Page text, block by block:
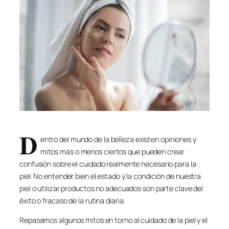
D entro del mundo de la belleza existen opiniones y
mitos más o menos ciertos que pueden crear
confusión sobre el cuidado realmente necesario para la
piel. No entender bien el estado y la condición de nuestra
piel o utilizar productos no adecuados son parte clave del
éxito o fracaso de la rutina diaria.
Repasamos algunos mitos en torno al cuidado de la piel y el